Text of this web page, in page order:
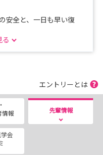
安全と、一日も早い復
１２月以降、同内容の説
から是非ご参加くださ
ご無事と、被災地の一日
げます。
る
エントリーとは
情報
先輩情報
会